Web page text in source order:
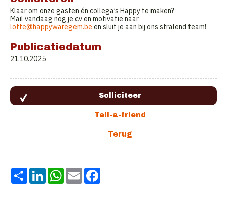
Klaar om onze gasten én collega’s Happy te maken?
Mail vandaag nog je cv en motivatie naar
lotte@happywaregem.be en sluit je aan bij ons stralend team!
Publicatiedatum
21.10.2025
Share LinkedInWhatsApp
Email